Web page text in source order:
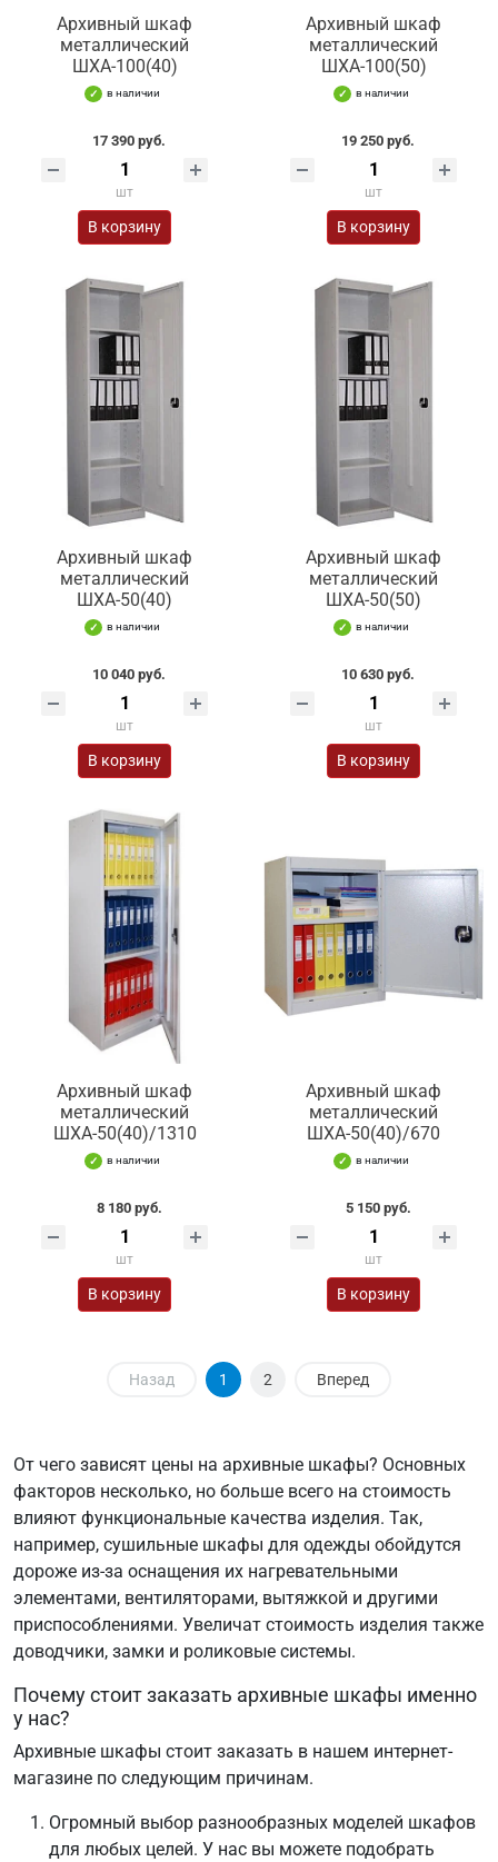
Архивный шкаф
металлический
ШХА-100(40)
в наличии
17 390 руб.
шт
В корзину
Архивный шкаф
металлический
ШХА-100(50)
в наличии
19 250 руб.
шт
В корзину
Архивный шкаф
металлический
ШХА-50(40)
в наличии
10 040 руб.
шт
В корзину
Архивный шкаф
металлический
ШХА-50(50)
в наличии
10 630 руб.
шт
В корзину
Архивный шкаф
металлический
ШХА-50(40)/1310
в наличии
8 180 руб.
шт
В корзину
Архивный шкаф
металлический
ШХА-50(40)/670
в наличии
5 150 руб.
шт
В корзину
Назад 1 2 Вперед
От чего зависят цены на архивные шкафы? Основных
факторов несколько, но больше всего на стоимость
влияют функциональные качества изделия. Так,
например, сушильные шкафы для одежды обойдутся
дороже из-за оснащения их нагревательными
элементами, вентиляторами, вытяжкой и другими
приспособлениями. Увеличат стоимость изделия также
доводчики, замки и роликовые системы.
Почему стоит заказать архивные шкафы именно
у нас?
Архивные шкафы стоит заказать в нашем интернет-
магазине по следующим причинам.
Огромный выбор разнообразных моделей шкафов
для любых целей. У нас вы можете подобрать